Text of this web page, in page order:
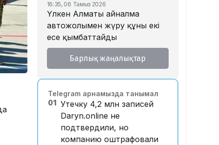
16:35, 06 Тамыз 2026
Үлкен Алматы айналма
автожолымен жүру құны екі
есе қымбаттайды
16:32, 06 Тамыз 2026
Тойдағы тілек қандай болуы
16:26, 06 Тамыз 2026
«Уахабист емеспін»: Бекболат
Тілеухан діни ұстанымына
қатысты жауап берді
Барлық жаңалықтар
Telegram арнамызда танымал
01 Утечку 4,2 млн записей
Daryn.online не
подтвердили, но
компанию оштрафовали